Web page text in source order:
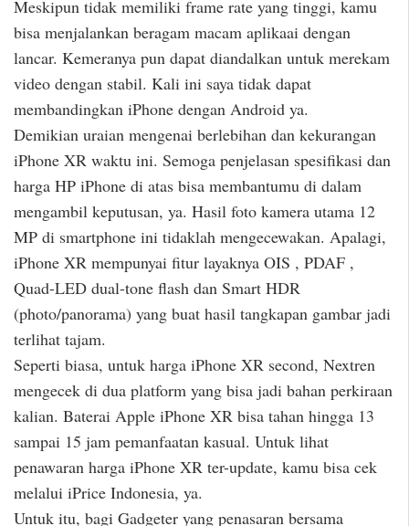
Meskipun tidak memiliki frame rate yang tinggi, kamu
bisa menjalankan beragam macam aplikaai dengan
lancar. Kemeranya pun dapat diandalkan untuk merekam
video dengan stabil. Kali ini saya tidak dapat
membandingkan iPhone dengan Android ya.
Demikian uraian mengenai berlebihan dan kekurangan
iPhone XR waktu ini. Semoga penjelasan spesifikasi dan
harga HP iPhone di atas bisa membantumu di dalam
mengambil keputusan, ya. Hasil foto kamera utama 12
MP di smartphone ini tidaklah mengecewakan. Apalagi,
iPhone XR mempunyai fitur layaknya OIS , PDAF ,
Quad-LED dual-tone flash dan Smart HDR
(photo/panorama) yang buat hasil tangkapan gambar jadi
terlihat tajam.
Seperti biasa, untuk harga iPhone XR second, Nextren
mengecek di dua platform yang bisa jadi bahan perkiraan
kalian. Baterai Apple iPhone XR bisa tahan hingga 13
sampai 15 jam pemanfaatan kasual. Untuk lihat
penawaran harga iPhone XR ter-update, kamu bisa cek
melalui iPrice Indonesia, ya.
Untuk itu, bagi Gadgeter yang penasaran bersama